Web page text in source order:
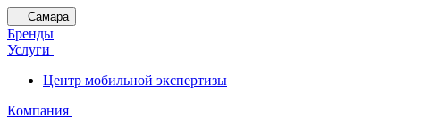
Самара
Бренды
Услуги
Центр мобильной экспертизы
Компания